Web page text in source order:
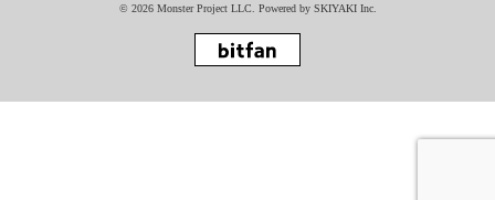
© 2026 Monster Project LLC. Powered by SKIYAKI Inc.